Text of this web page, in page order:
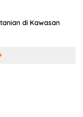
di Kawasan